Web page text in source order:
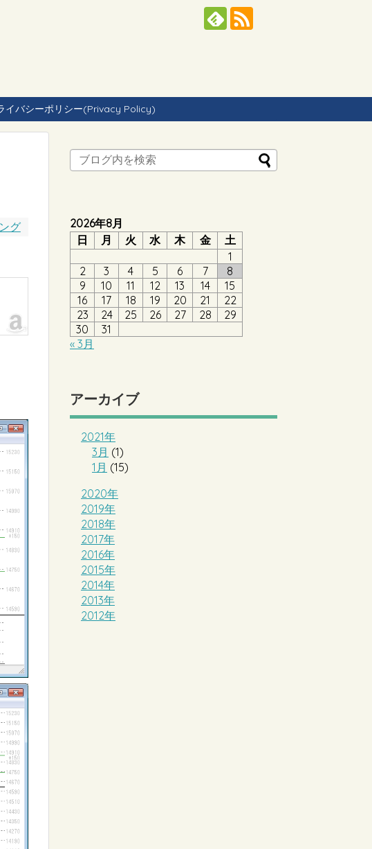
イバシーポリシー(Privacy Policy)
グ
2026年8月
日
月 火 水 木 金
土
1
2
3 4 5 6 7
8
9
10 11 12 13 14
15
16
17 18 19 20 21
22
23
24 25 26 27 28
29
30
31
« 3月
アーカイブ
2021年
3月 (1)
1月 (15)
2020年
2019年
2018年
2017年
2016年
2015年
2014年
2013年
2012年